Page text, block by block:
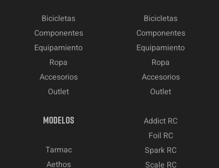
Bicicletas
Componentes
Equipamiento
Ropa
Accesorios
Outlet
Bicicletas
Componentes
Equipamiento
Ropa
Accesorios
Outlet
MODELOS
Tarmac
Aethos
Addict RC
Foil RC
Spark RC
Scale RC